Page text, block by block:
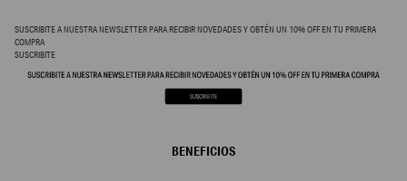
SUSCRIBITE A NUESTRA NEWSLETTER PARA RECIBIR NOVEDADES Y OBTÉN UN 10% OFF EN TU PRIMERA
COMPRA
SUSCRIBITE
BENEFICIOS